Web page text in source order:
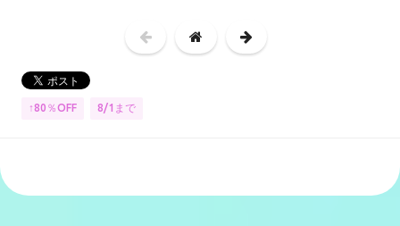
↑80％OFF 8/1まで